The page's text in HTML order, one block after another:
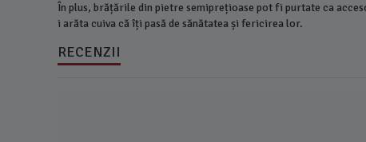
În plus, brățările din pietre semiprețioase pot fi purtate ca
i arăta cuiva că îți pasă de sănătatea și fericirea lor.
RECENZII